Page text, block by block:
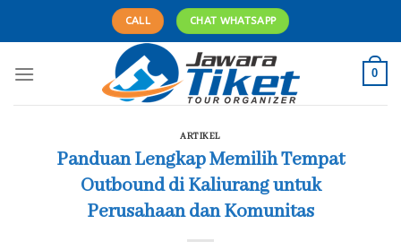
CALL CHAT WHATSAPP
0
ARTIKEL
Panduan Lengkap Memilih Tempat
Outbound di Kaliurang untuk
Perusahaan dan Komunitas